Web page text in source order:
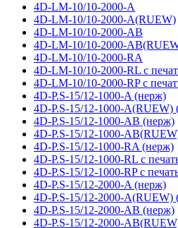
4D-LM-10/10-2000-A
4D-LM-10/10-2000-A(RUEW)
4D-LM-10/10-2000-AB
4D-LM-10/10-2000-
4D-LM-10/10-2000-RA
4D-LM-10/10-2000-RL с
4D-LM-10/10-2000-RP с
4D-P.S-15/12-1000-A (нерж)
4D-P.S-15/12-1000-A(RUEW)
4D-P.S-15/12-1000-AB (нерж)
4D-P.S-15/12-1000-
4D-P.S-15/12-1000-RA (нерж)
4D-P.S-15/12-1000-RL с
4D-P.S-15/12-1000-RP с
4D-P.S-15/12-2000-A (нерж)
4D-P.S-15/12-2000-A(RUEW)
4D-P.S-15/12-2000-AB (нерж)
4D-P.S-15/12-2000-